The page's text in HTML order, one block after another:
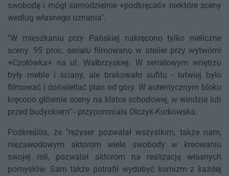
swobodę i mógł samodzielnie +podkręcać+ niektóre sceny
według własnego uznania".
"W mieszkaniu przy Pańskiej nakręcono tylko nieliczne
sceny. 95 proc. serialu filmowano w atelier przy wytwórni
+Czołówka+ na ul. Wałbrzyskiej. W serialowym wnętrzu
były meble i ściany, ale brakowało sufitu - łatwiej było
filmować i doświetlać plan od góry. W autentycznym bloku
kręcono głównie sceny na klatce schodowej, w windzie lub
przed budynkiem" - przypomniała Olczyk-Kurkowska.
Podkreśliła, że "reżyser pozwalał wszystkim, także nam,
niezawodowym aktorom wiele swobody w kreowaniu
swojej roli, pozwalał aktorom na realizację własnych
pomysłów. Sam także potrafił wydobyć komizm z każdej